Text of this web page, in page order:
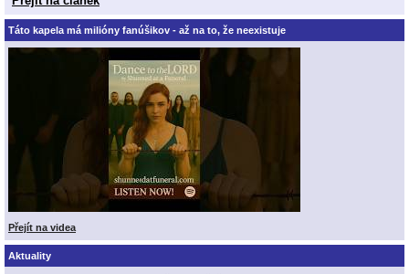
Táto kapela má milióny fanúšikov - až na to, že neexistuje
Přejít na videa
Aktuality